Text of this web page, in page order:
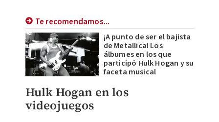
Te recomendamos...
¡A punto de ser el bajista
de Metallica! Los
álbumes en los que
participó Hulk Hogan y su
faceta musical
Hulk Hogan en los
videojuegos